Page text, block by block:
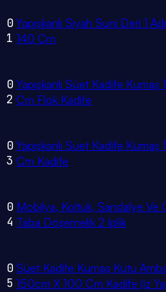
0
1
Yapışkanlı Siyah Suni Deri 1
140 Cm
0
2
Yapışkanlı Süet Kadife
Cm Flok Kadife
0
3
Yapışkanlı Süet Kadife
Cm Kadife
0
4
Mobilya, Koltuk, Sandalye Ve
Taba Döşemelik 2 Iplik
0
5
Süet Kadife Kumaş Kutu
150cm X 100 Cm Kadife (iz